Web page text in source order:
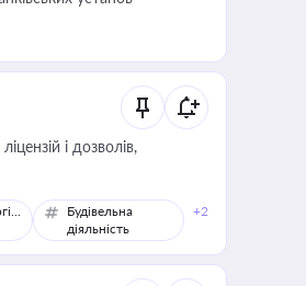
і дозволів,
Торгівля
Будівельна
діяльність
+2